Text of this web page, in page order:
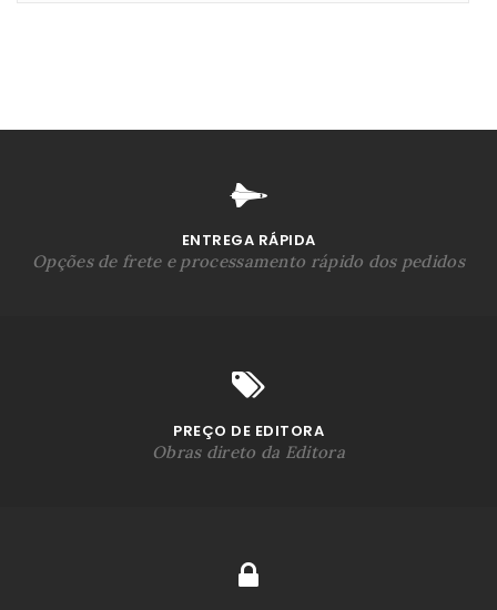
ENTREGA RÁPIDA
Opções de frete e processamento rápido dos pedidos
PREÇO DE EDITORA
Obras direto da Editora